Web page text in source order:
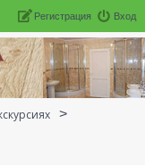
Вход
Регистрация